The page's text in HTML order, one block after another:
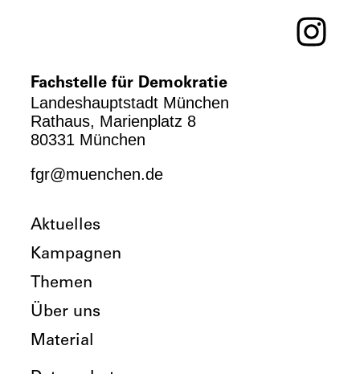
Fachstelle für Demokratie
Landeshauptstadt München
Rathaus, Marienplatz 8
80331 München
fgr@muenchen.de
Aktuelles
Kampagnen
Themen
Über uns
Material